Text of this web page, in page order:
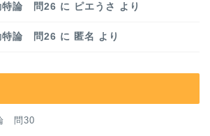
特論 問26 に ピエうさ より
特論 問26 に 匿名 より
問30